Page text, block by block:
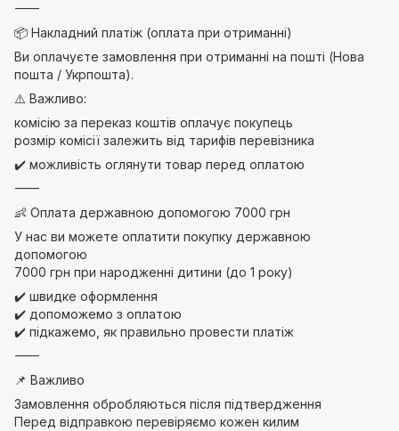
⸻
📦 Накладний платіж (оплата при отриманні)
Ви оплачуєте замовлення при отриманні на пошті (Нова
пошта / Укрпошта).
⚠️ Важливо:
комісію за переказ коштів оплачує покупець
розмір комісії залежить від тарифів перевізника
✔️ можливість оглянути товар перед оплатою
⸻
👶 Оплата державною допомогою 7000 грн
У нас ви можете оплатити покупку державною
допомогою
7000 грн при народженні дитини (до 1 року)
✔️ швидке оформлення
✔️ допоможемо з оплатою
✔️ підкажемо, як правильно провести платіж
⸻
📌 Важливо
Замовлення обробляються після підтвердження
Перед відправкою перевіряємо кожен килим